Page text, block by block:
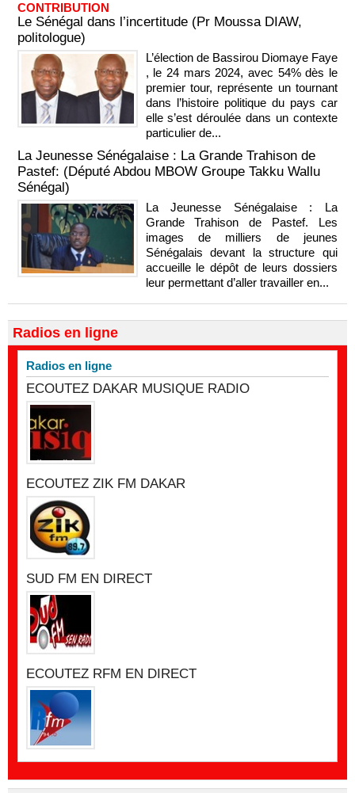
CONTRIBUTION
Le Sénégal dans l’incertitude (Pr Moussa DIAW,
politologue)
L’élection de Bassirou Diomaye Faye
, le 24 mars 2024, avec 54% dès le
premier tour, représente un tournant
dans l’histoire politique du pays car
elle s’est déroulée dans un contexte
particulier de...
La Jeunesse Sénégalaise : La Grande Trahison de
Pastef: (Député Abdou MBOW Groupe Takku Wallu
Sénégal)
La Jeunesse Sénégalaise : La
Grande Trahison de Pastef. Les
images de milliers de jeunes
Sénégalais devant la structure qui
accueille le dépôt de leurs dossiers
leur permettant d’aller travailler en...
Radios en ligne
Radios en ligne
ECOUTEZ DAKAR MUSIQUE RADIO
ECOUTEZ ZIK FM DAKAR
SUD FM EN DIRECT
ECOUTEZ RFM EN DIRECT